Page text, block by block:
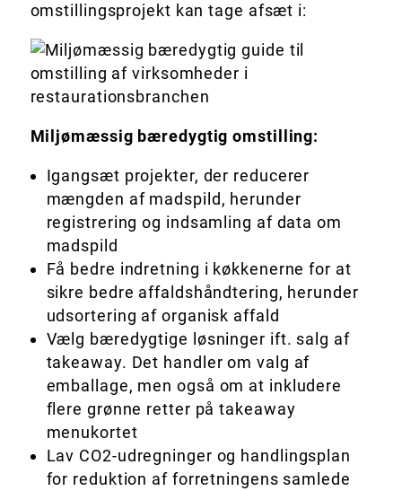
omstillingsprojekt kan tage afsæt i:
Miljømæssig bæredygtig omstilling:
Igangsæt projekter, der reducerer
mængden af madspild, herunder
registrering og indsamling af data om
madspild
Få bedre indretning i køkkenerne for at
sikre bedre affaldshåndtering, herunder
udsortering af organisk affald
Vælg bæredygtige løsninger ift. salg af
takeaway. Det handler om valg af
emballage, men også om at inkludere
flere grønne retter på takeaway
menukortet
Lav CO2-udregninger og handlingsplan
for reduktion af forretningens samlede